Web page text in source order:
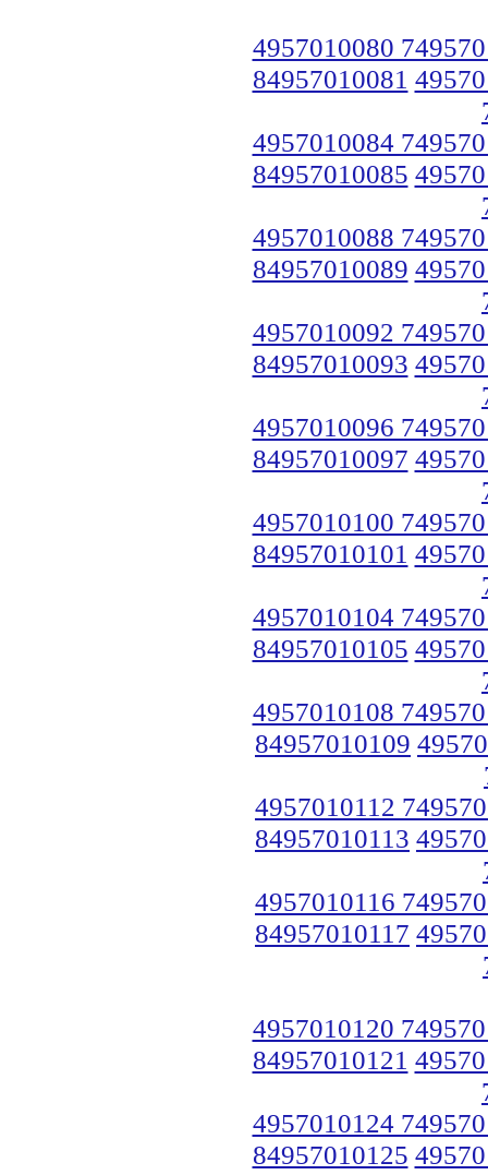
4957010080
84957010081
4957010084
84957010085
4957010088
84957010089
4957010092
84957010093
4957010096
84957010097
4957010100
84957010101
4957010104
84957010105
4957010108
84957010109
4957010112
84957010113
4957010116
84957010117
4957010120
84957010121
4957010124
84957010125